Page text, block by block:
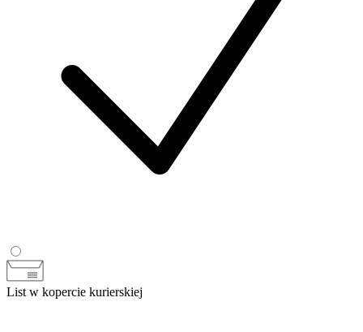
List w kopercie kurierskiej